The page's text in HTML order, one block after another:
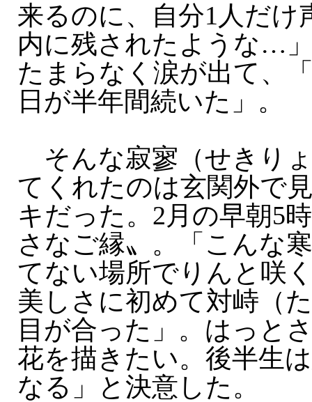
来るのに、自分1人だけ
内に残されたような…
たまらなく涙が出て、
日が半年間続いた」。
そんな寂寥（せきり
てくれたのは玄関外で
キだった。2月の早朝5
さなご縁〟。「こんな
てない場所でりんと咲
美しさに初めて対峙（
目が合った」。はっと
花を描きたい。後半生
なる」と決意した。